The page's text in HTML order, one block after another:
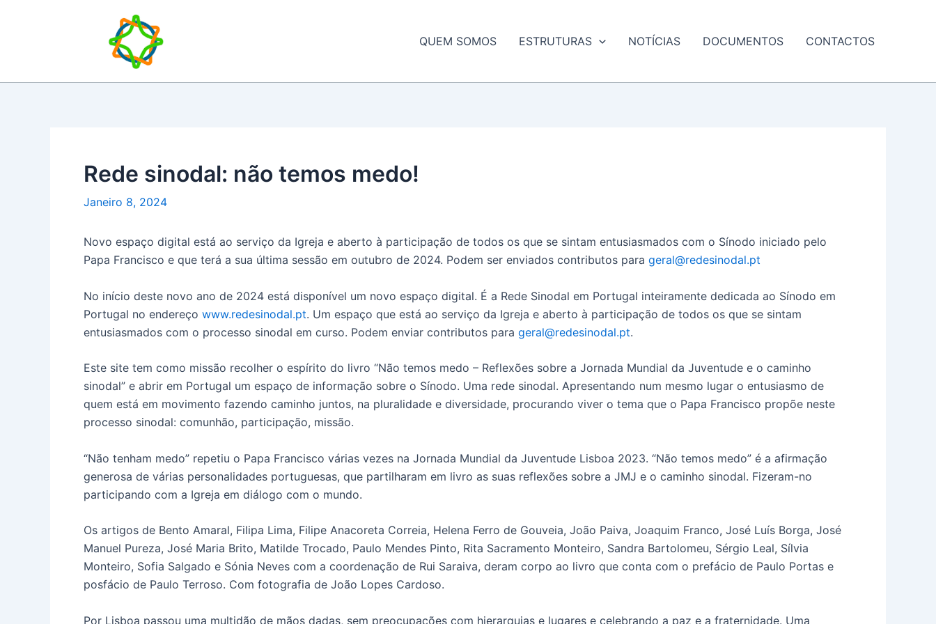
QUEM SOMOS ESTRUTURAS NOTÍCIAS DOCUMENTOS CONTACTOS
Rede sinodal: não temos medo!
Janeiro 8, 2024
Novo espaço digital está ao serviço da Igreja e aberto à participação de todos os que se sintam entusiasmados com o Sínodo iniciado pelo
Papa Francisco e que terá a sua última sessão em outubro de 2024. Podem ser enviados contributos para geral@redesinodal.pt
No início deste novo ano de 2024 está disponível um novo espaço digital. É a Rede Sinodal em Portugal inteiramente dedicada ao Sínodo em
Portugal no endereço www.redesinodal.pt. Um espaço que está ao serviço da Igreja e aberto à participação de todos os que se sintam
entusiasmados com o processo sinodal em curso. Podem enviar contributos para geral@redesinodal.pt.
Este site tem como missão recolher o espírito do livro “Não temos medo – Reflexões sobre a Jornada Mundial da Juventude e o caminho
sinodal” e abrir em Portugal um espaço de informação sobre o Sínodo. Uma rede sinodal. Apresentando num mesmo lugar o entusiasmo de
quem está em movimento fazendo caminho juntos, na pluralidade e diversidade, procurando viver o tema que o Papa Francisco propõe neste
processo sinodal: comunhão, participação, missão.
“Não tenham medo” repetiu o Papa Francisco várias vezes na Jornada Mundial da Juventude Lisboa 2023. “Não temos medo” é a afirmação
generosa de várias personalidades portuguesas, que partilharam em livro as suas reflexões sobre a JMJ e o caminho sinodal. Fizeram-no
participando com a Igreja em diálogo com o mundo.
Os artigos de Bento Amaral, Filipa Lima, Filipe Anacoreta Correia, Helena Ferro de Gouveia, João Paiva, Joaquim Franco, José Luís Borga, José
Manuel Pureza, José Maria Brito, Matilde Trocado, Paulo Mendes Pinto, Rita Sacramento Monteiro, Sandra Bartolomeu, Sérgio Leal, Sílvia
Monteiro, Sofia Salgado e Sónia Neves com a coordenação de Rui Saraiva, deram corpo ao livro que conta com o prefácio de Paulo Portas e
posfácio de Paulo Terroso. Com fotografia de João Lopes Cardoso.
Por Lisboa passou uma multidão de mãos dadas, sem preocupações com hierarquias e lugares e celebrando a paz e a fraternidade. Uma